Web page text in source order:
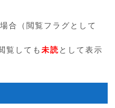
合（閲覧フラグとして
覧しても 未読として表示